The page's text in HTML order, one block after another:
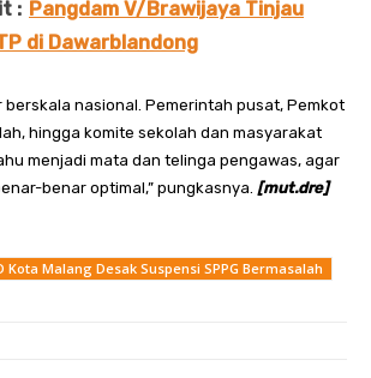
: Pangdam V/Brawijaya Tinjau
di Dawarblandong
berskala nasional. Pemerintah pusat, Pemkot
hingga komite sekolah dan masyarakat
menjadi mata dan telinga pengawas, agar
benar optimal,” pungkasnya. [mut.dre]
Kota Malang Desak Suspensi SPPG Bermasalah